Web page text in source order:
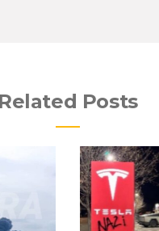
Related Posts